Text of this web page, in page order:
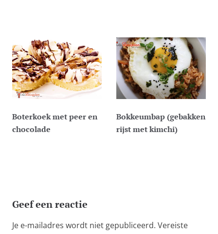
Boterkoek met peer en
chocolade
Bokkeumbap (gebakken
rijst met kimchi)
Geef een reactie
Je e-mailadres wordt niet gepubliceerd. Vereiste